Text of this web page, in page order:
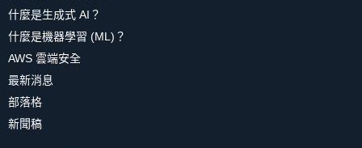
什麼是生成式 AI？
什麼是機器學習 (ML)？
AWS 雲端安全
最新消息
部落格
新聞稿